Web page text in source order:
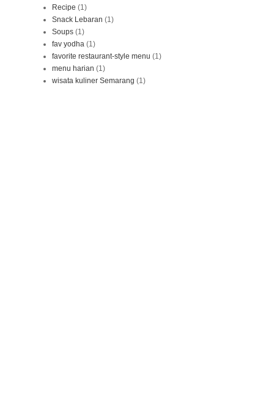
Recipe (1)
Snack Lebaran (1)
Soups (1)
fav yodha (1)
favorite restaurant-style menu (1)
menu harian (1)
wisata kuliner Semarang (1)